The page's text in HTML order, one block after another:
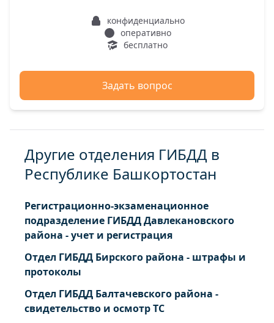
конфиденциально
оперативно
бесплатно
Задать вопрос
Другие отделения ГИБДД в
Республике Башкортостан
Регистрационно-экзаменационное
подразделение ГИБДД Давлекановского
района - учет и регистрация
Отдел ГИБДД Бирского района - штрафы и
протоколы
Отдел ГИБДД Балтачевского района -
свидетельство и осмотр ТС